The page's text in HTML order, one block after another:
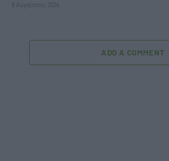
8 Αυγούστου, 2026
ADD A COMMENT